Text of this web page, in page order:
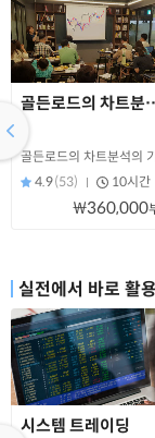
골든로드의 차트분
4.9(53) 10시간
₩360,000
실전에서 바로 활
시스템 트레이딩